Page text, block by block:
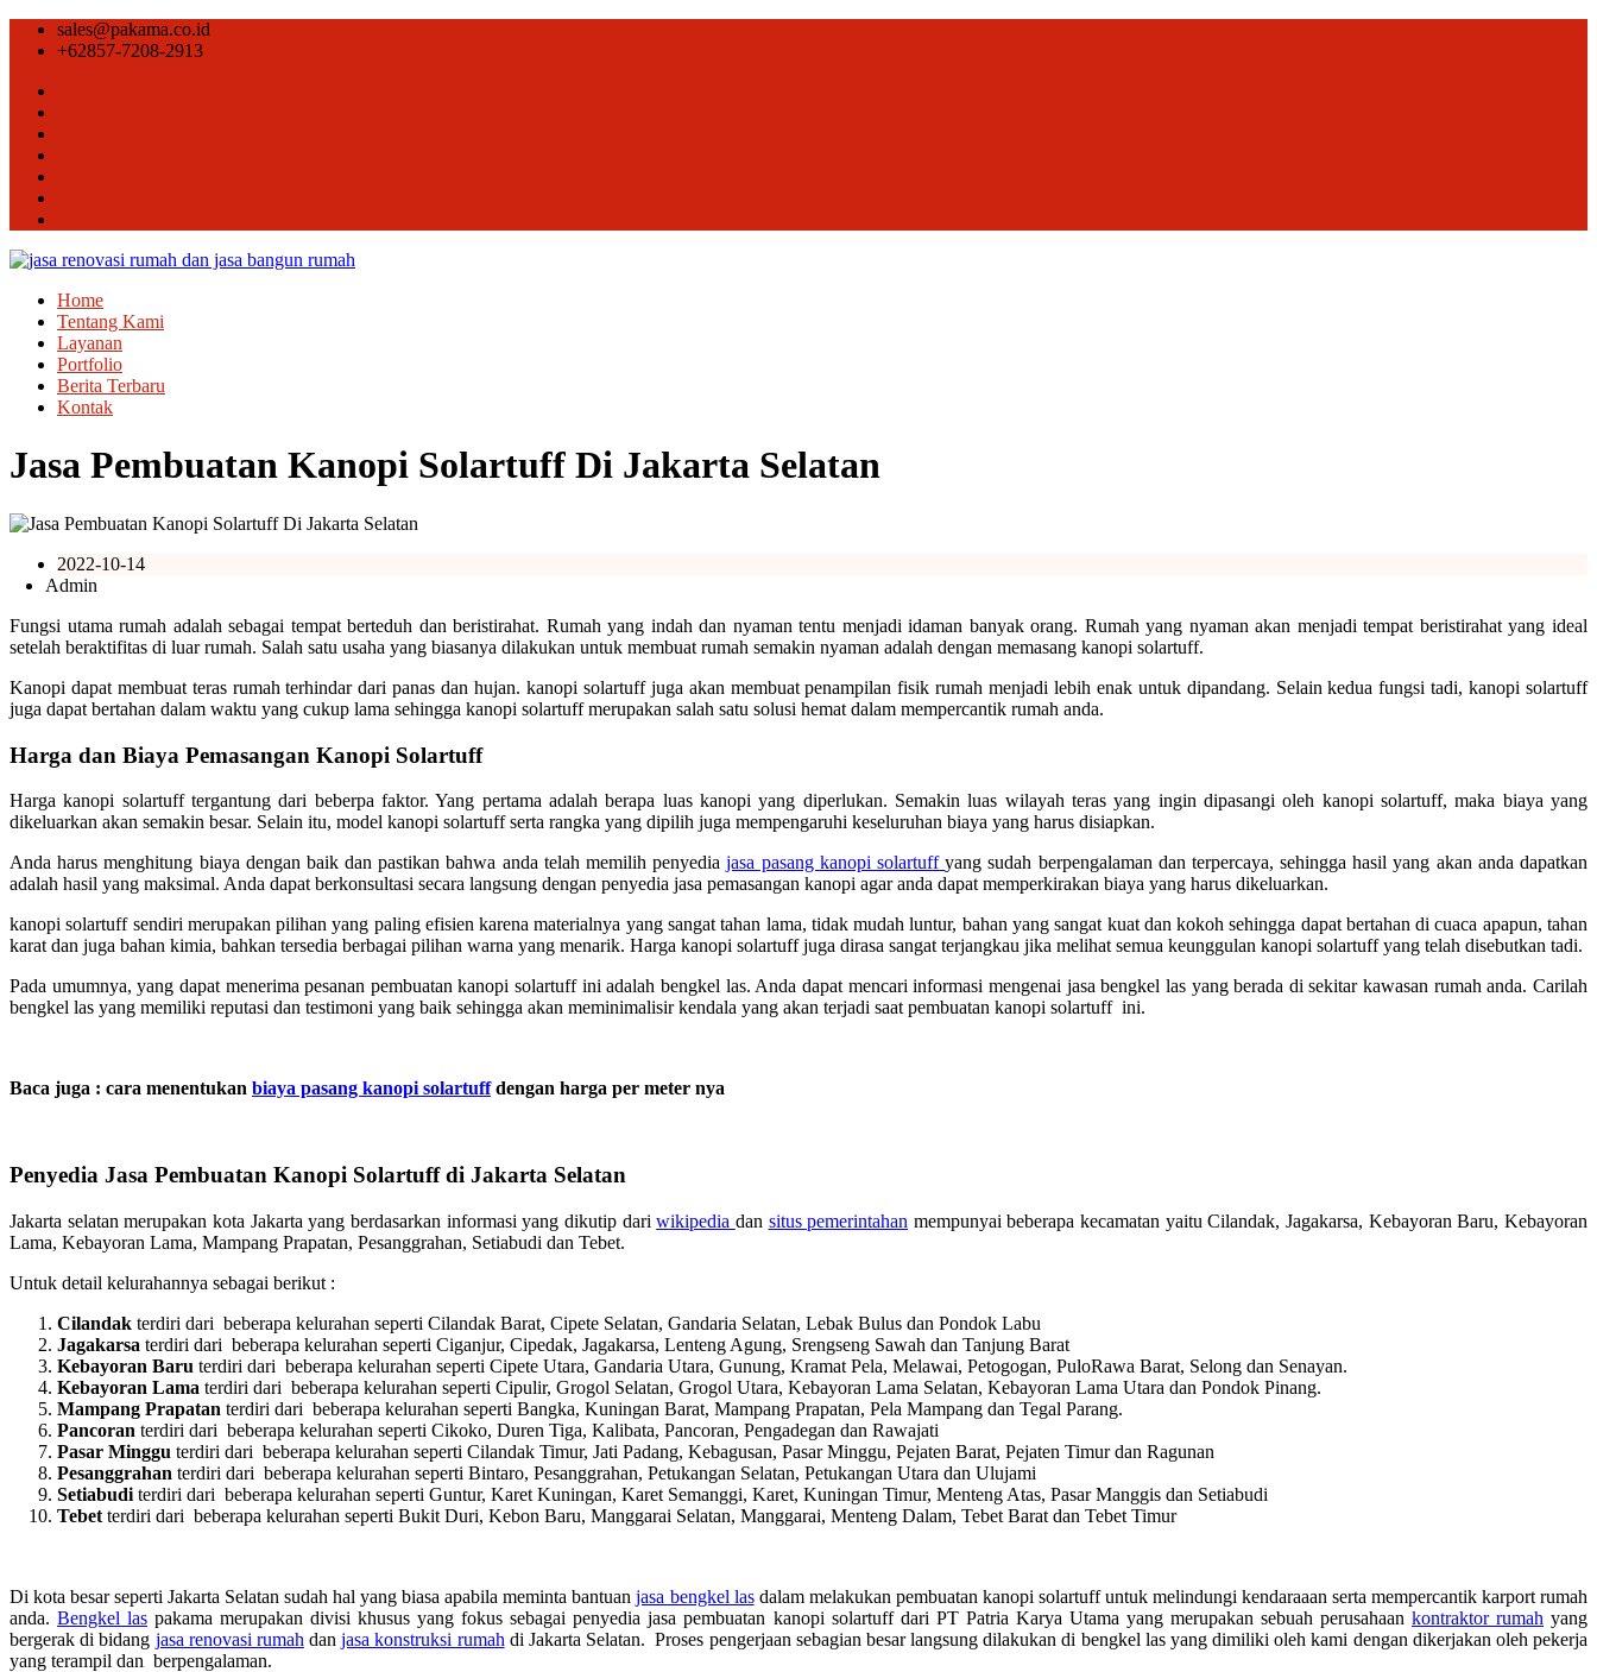
sales@pakama.co.id
+62857-7208-2913
Home
Tentang Kami
Layanan
Portfolio
Berita Terbaru
Kontak
Jasa Pembuatan Kanopi Solartuff Di Jakarta Selatan
2022-10-14
Admin
Fungsi utama rumah adalah sebagai tempat berteduh dan beristirahat. Rumah yang indah dan nyaman tentu menjadi idaman banyak orang. Rumah yang nyaman akan menjadi tempat beristirahat yang ideal
setelah beraktifitas di luar rumah. Salah satu usaha yang biasanya dilakukan untuk membuat rumah semakin nyaman adalah dengan memasang kanopi solartuff.
Kanopi dapat membuat teras rumah terhindar dari panas dan hujan. kanopi solartuff juga akan membuat penampilan fisik rumah menjadi lebih enak untuk dipandang. Selain kedua fungsi tadi, kanopi solartuff
juga dapat bertahan dalam waktu yang cukup lama sehingga kanopi solartuff merupakan salah satu solusi hemat dalam mempercantik rumah anda.
Harga dan Biaya Pemasangan Kanopi Solartuff
Harga kanopi solartuff tergantung dari beberpa faktor. Yang pertama adalah berapa luas kanopi yang diperlukan. Semakin luas wilayah teras yang ingin dipasangi oleh kanopi solartuff, maka biaya yang
dikeluarkan akan semakin besar. Selain itu, model kanopi solartuff serta rangka yang dipilih juga mempengaruhi keseluruhan biaya yang harus disiapkan.
Anda harus menghitung biaya dengan baik dan pastikan bahwa anda telah memilih penyediajasa pasang kanopi solartuffyang sudah berpengalaman dan terpercaya, sehingga hasil yang akan anda dapatkan
adalah hasil yang maksimal. Anda dapat berkonsultasi secara langsung dengan penyedia jasa pemasangan kanopi agar anda dapat memperkirakan biaya yang harus dikeluarkan.
kanopi solartuff sendiri merupakan pilihan yang paling efisien karena materialnya yang sangat tahan lama, tidak mudah luntur, bahan yang sangat kuat dan kokoh sehingga dapat bertahan di cuaca apapun, tahan
karat dan juga bahan kimia, bahkan tersedia berbagai pilihan warna yang menarik. Harga kanopi solartuff juga dirasa sangat terjangkau jika melihat semua keunggulan kanopi solartuff yang telah disebutkan tadi.
Pada umumnya, yang dapat menerima pesanan pembuatan kanopi solartuff ini adalah bengkel las. Anda dapat mencari informasi mengenai jasa bengkel las yang berada di sekitar kawasan rumah anda. Carilah
bengkel las yang memiliki reputasi dan testimoni yang baik sehingga akan meminimalisir kendala yang akan terjadi saat pembuatan kanopi solartuff ini.
Baca juga : cara menentukan biaya pasang kanopi solartuffdengan harga per meter nya
Penyedia Jasa Pembuatan Kanopi Solartuff di Jakarta Selatan
Jakarta selatan merupakan kota Jakarta yang berdasarkan informasi yang dikutip dariwikipedia dan situs pemerintahan mempunyai beberapa kecamatan yaitu Cilandak, Jagakarsa, Kebayoran Baru, Kebayoran
Lama, Kebayoran Lama, Mampang Prapatan, Pesanggrahan, Setiabudi dan Tebet.
Untuk detail kelurahannya sebagai berikut :
Cilandak terdiri dari beberapa kelurahan seperti Cilandak Barat, Cipete Selatan, Gandaria Selatan, Lebak Bulus dan Pondok Labu
Jagakarsa terdiri dari beberapa kelurahan seperti Ciganjur, Cipedak, Jagakarsa, Lenteng Agung, Srengseng Sawah dan Tanjung Barat
Kebayoran Baru terdiri dari beberapa kelurahan seperti Cipete Utara, Gandaria Utara, Gunung, Kramat Pela, Melawai, Petogogan, PuloRawa Barat, Selong dan Senayan.
Kebayoran Lama terdiri dari beberapa kelurahan seperti Cipulir, Grogol Selatan, Grogol Utara, Kebayoran Lama Selatan, Kebayoran Lama Utara dan Pondok Pinang.
Mampang Prapatan terdiri dari beberapa kelurahan seperti Bangka, Kuningan Barat, Mampang Prapatan, Pela Mampang dan Tegal Parang.
Pancoran terdiri dari beberapa kelurahan seperti Cikoko, Duren Tiga, Kalibata, Pancoran, Pengadegan dan Rawajati
Pasar Minggu terdiri dari beberapa kelurahan seperti Cilandak Timur, Jati Padang, Kebagusan, Pasar Minggu, Pejaten Barat, Pejaten Timur dan Ragunan
Pesanggrahan terdiri dari beberapa kelurahan seperti Bintaro, Pesanggrahan, Petukangan Selatan, Petukangan Utara dan Ulujami
Setiabudi terdiri dari beberapa kelurahan seperti Guntur, Karet Kuningan, Karet Semanggi, Karet, Kuningan Timur, Menteng Atas, Pasar Manggis dan Setiabudi
Tebet terdiri dari beberapa kelurahan seperti Bukit Duri, Kebon Baru, Manggarai Selatan, Manggarai, Menteng Dalam, Tebet Barat dan Tebet Timur
Di kota besar seperti Jakarta Selatan sudah hal yang biasa apabila meminta bantuanjasa bengkel lasdalam melakukan pembuatan kanopi solartuff untuk melindungi kendaraaan serta mempercantik karport rumah
anda.Bengkel las pakama merupakan divisi khusus yang fokus sebagai penyedia jasa pembuatan kanopi solartuff dari PT Patria Karya Utama yang merupakan sebuah perusahaan kontraktor rumah yang
bergerak di bidang jasa renovasi rumah danjasa konstruksi rumah di Jakarta Selatan. Proses pengerjaan sebagian besar langsung dilakukan di bengkel las yang dimiliki oleh kami dengan dikerjakan oleh pekerja
yang terampil dan berpengalaman.